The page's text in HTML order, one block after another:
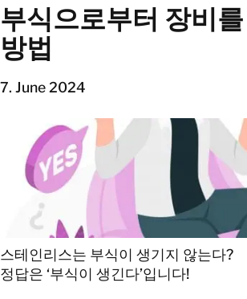
서비스 영역
홍보 자료
대한민국
연락처 정보
연락처 정보
부식으로부터 장비
방법
7. June 2024
스테인리스는 부식이 생기지 않는다?
정답은 ‘부식이 생긴다’입니다!